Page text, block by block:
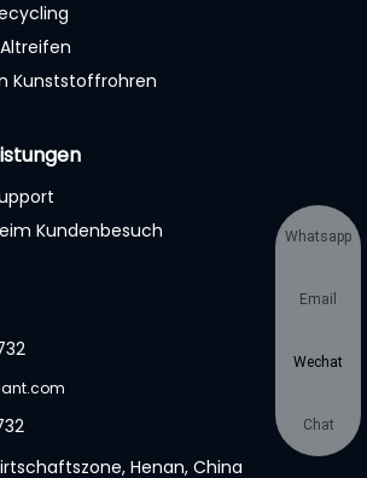
Kunststoffrohren
Kundenbesuch
Henan, China
Whatsapp
Email
Wechat
Chat